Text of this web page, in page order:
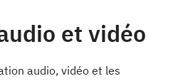
et vidéo
audio, vidéo et les